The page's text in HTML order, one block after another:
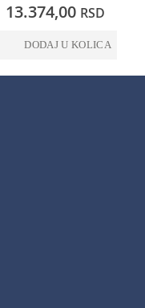
13.374,00 RSD
DODAJ U KOLICA